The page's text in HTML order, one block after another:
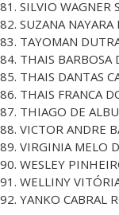
81. SILVIO WAGNER
82. SUZANA NAYARA
83. TAYOMAN
84. THAIS BARBOSA
85. THAIS DANTAS
86. THAIS FRANCA
87. THIAGO DE
88. VICTOR ANDRE
89. VIRGINIA MELO
90. WESLEY
91. WELLINY
92. YANKO CABRAL